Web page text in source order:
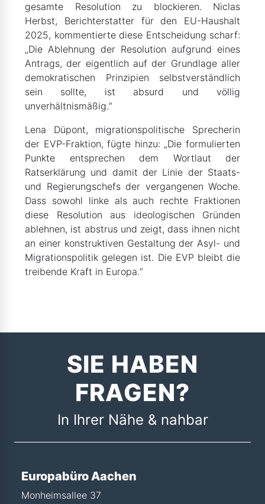
gesamte Resolution zu blockieren. Niclas
Herbst, Berichterstatter für den EU-Haushalt
2025, kommentierte diese Entscheidung scharf:
„Die Ablehnung der Resolution aufgrund eines
Antrags, der eigentlich auf der Grundlage aller
demokratischen Prinzipien selbstverständlich
sein sollte, ist absurd und völlig
unverhältnismäßig.“
Lena Düpont, migrationspolitische Sprecherin
der EVP-Fraktion, fügte hinzu: „Die formulierten
Punkte entsprechen dem Wortlaut der
Ratserklärung und damit der Linie der Staats-
und Regierungschefs der vergangenen Woche.
Dass sowohl linke als auch rechte Fraktionen
diese Resolution aus ideologischen Gründen
ablehnen, ist abstrus und zeigt, dass ihnen nicht
an einer konstruktiven Gestaltung der Asyl- und
Migrationspolitik gelegen ist. Die EVP bleibt die
treibende Kraft in Europa.“
SIE HABEN
FRAGEN?
In Ihrer Nähe & nahbar
Europabüro Aachen
Monheimsallee 37